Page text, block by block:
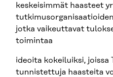
keskeisimmät haasteet
jotka vaikeuttavat
toimintaa
ideoita kokeiluiksi, joissa
tunnistettuja haasteita